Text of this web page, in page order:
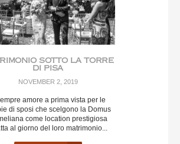
SOTTO LA TORRE
DI PISA
NOVEMBER 2, 2019
amore a prima vista per le
di sposi che scelgono la Domus
come location prestigiosa
al giorno del loro matrimonio...